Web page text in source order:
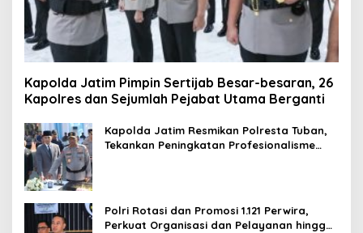
Kapolda Jatim Pimpin Sertijab Besar-besaran, 26
Kapolres dan Sejumlah Pejabat Utama Berganti
Kapolda Jatim Resmikan Polresta Tuban,
Tekankan Peningkatan Profesionalisme
Polri Rotasi dan Promosi 1.121 Perwira,
Perkuat Organisasi dan Pelayanan hingga